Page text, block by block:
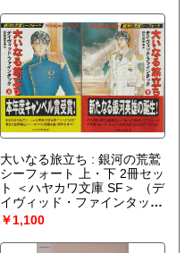
大いなる旅立ち : 銀河の荒鷲
シーフォート 上・下 2冊セッ
ト ＜ハヤカワ文庫 SF＞
（デ
イヴィッド・ファインタック
著 ; 野田昌宏 訳）
￥1,100